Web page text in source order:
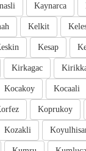
Kaynarca
Kelkit
Kesap
Kirkagac
Kocaali
Kocakoy
Koprukoy
Kozakli